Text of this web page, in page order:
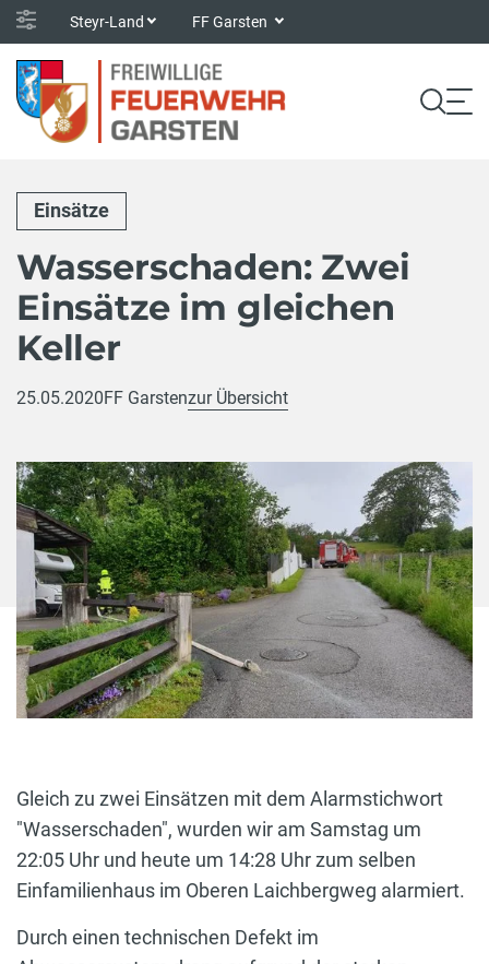
Steyr-Land FF Garsten
Einsätze
Wasserschaden: Zwei
Einsätze im gleichen
Keller
25.05.2020FF Garstenzur Übersicht
Gleich zu zwei Einsätzen mit dem Alarmstichwort
"Wasserschaden", wurden wir am Samstag um
22:05 Uhr und heute um 14:28 Uhr zum selben
Einfamilienhaus im Oberen Laichbergweg alarmiert.
Durch einen technischen Defekt im